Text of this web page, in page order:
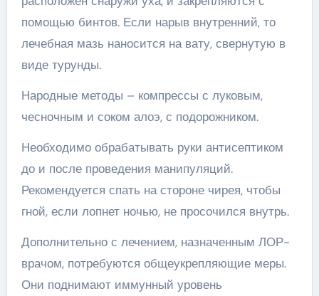
помощью бинтов. Если нарыв внутренний, то
лечебная мазь наносится на вату, свернутую в
виде турунды.
Народные методы – компрессы с луковым,
чесночным и соком алоэ, с подорожником.
Необходимо обрабатывать руки антисептиком
до и после проведения манипуляций.
Рекомендуется спать на стороне чирея, чтобы
гной, если лопнет ночью, не просочился внутрь.
Дополнительно с лечением, назначенным ЛОР-
врачом, потребуются общеукрепляющие меры.
Они поднимают иммунный уровень